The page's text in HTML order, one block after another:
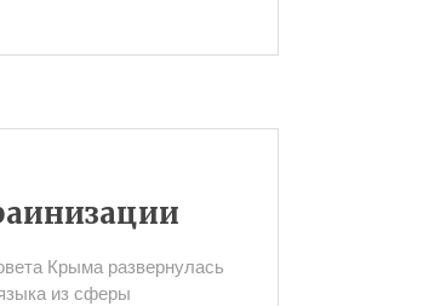
Крыма развернулась
из сферы